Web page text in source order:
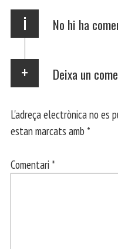
i No hi ha
Deixa un
L'adreça electrònica no es
estan marcats amb *
Comentari *